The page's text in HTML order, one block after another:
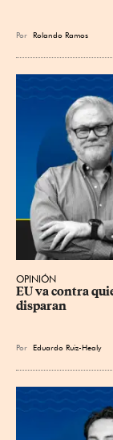
Por Rolando Ramos
OPINIÓN
EU va contra
disparan
Por Eduardo Ruiz-Healy